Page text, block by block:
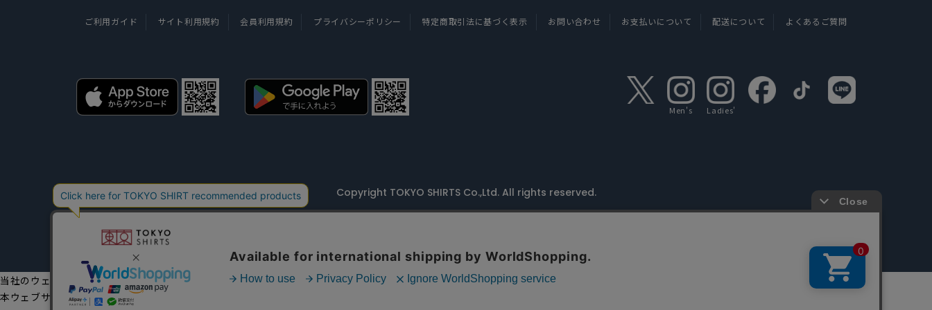
ご利用ガイド サイト利用規約 会員利用規約 プライバシーポリシー 特定商取引法に基づく表示 お問い合わせ お支払いについて 配送について よくあるご質問
Men's Ladies'
Copyright TOKYO SHIRTS Co.,Ltd. All rights reserved.
当社のウェブサイトでは、お客様の利便性向上のためにクッキーを利用しています。
本ウェブサイトをこのままご利用になる場合、クッキーの使用に同意いただいたものとみなします。